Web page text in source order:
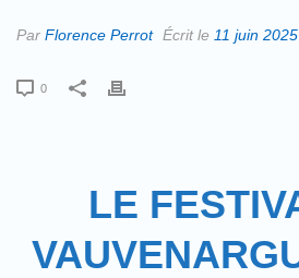
Par Florence Perrot Écrit le 11 juin 2025
0
LE